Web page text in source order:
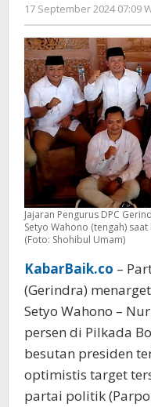
17 September 2024 07:09
Jajaran Pengurus DPC
Setyo Wahono (tengah)
(Foto: Shohibul Umam)
KabarBaik.co –
(Gerindra)
Setyo Wahono –
persen di Pilkada
besutan presiden
optimistis target
partai politik